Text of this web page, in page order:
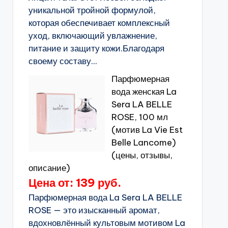
уникальной тройной формулой,
которая обеспечивает комплексный
уход, включающий увлажнение,
питание и защиту кожи.Благодаря
своему составу...
Парфюмерная
вода женская La
Sera LA BELLE
ROSE, 100 мл
(мотив La Vie Est
Belle Lancome)
(цены, отзывы,
описание)
Цена от: 139 руб.
Парфюмерная вода La Sera LA BELLE
ROSE — это изысканный аромат,
вдохновлённый культовым мотивом La